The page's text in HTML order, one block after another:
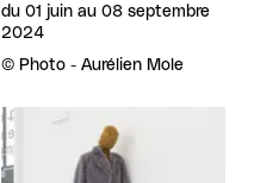
du 01 juin au 08 septembre
2024
Droits réservés :
© Photo - Aurélien Mole
Agrandir